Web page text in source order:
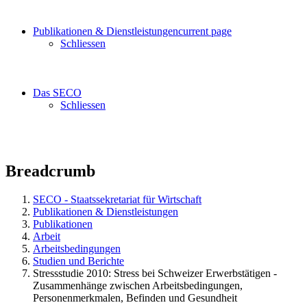
Publikationen & Dienstleistungencurrent page
Schliessen
Das SECO
Schliessen
Breadcrumb
SECO - Staatssekretariat für Wirtschaft
Publikationen & Dienstleistungen
Publikationen
Arbeit
Arbeitsbedingungen
Studien und Berichte
Stressstudie 2010: Stress bei Schweizer Erwerbstätigen -
Zusammenhänge zwischen Arbeitsbedingungen,
Personenmerkmalen, Befinden und Gesundheit